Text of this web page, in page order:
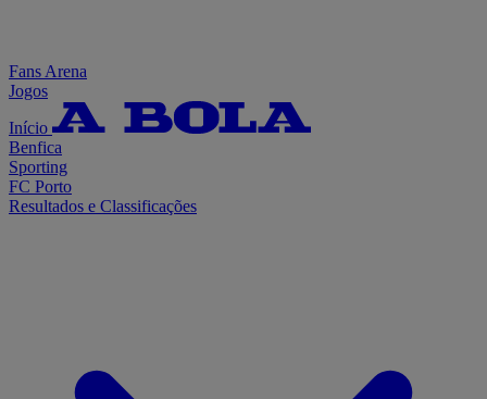
Fans Arena
Jogos
Início
Benfica
Sporting
FC Porto
Resultados e Classificações